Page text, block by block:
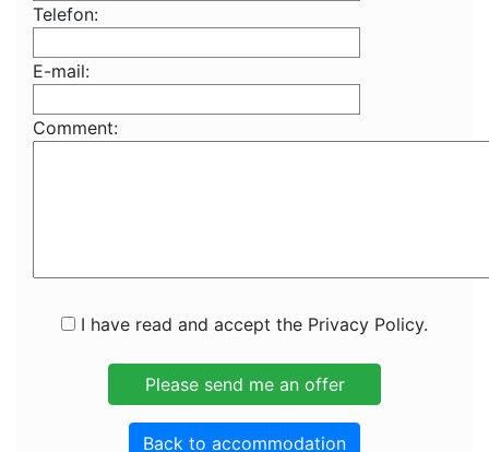
Telefon:
E-mail:
Comment:
I have read and accept the Privacy Policy.
Back to accommodation